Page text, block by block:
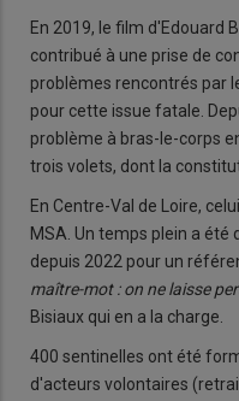
En 2019, le film d'Edouard
contribué à une prise de
problèmes rencontrés par
pour cette issue fatale.
problème à bras-le-corps
trois volets, dont la
En Centre-Val de Loire,
MSA. Un temps plein a été
depuis 2022 pour un
maître-mot : on ne laisse
Bisiaux qui en a la charge.
400 sentinelles ont été
d'acteurs volontaires